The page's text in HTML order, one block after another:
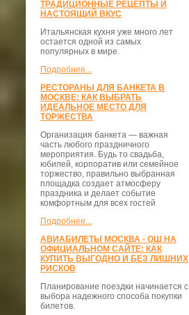
ТРАДИЦИОННЫЕ РЕЦЕПТЫ И
НАСТОЯЩИЙ ВКУС
Итальянская кухня уже много лет
остается одной из самых
популярных в мире.
Подробнее...
РЕСТОРАНЫ ДЛЯ БАНКЕТА В
МОСКВЕ: КАК ВЫБРАТЬ
ИДЕАЛЬНОЕ МЕСТО ДЛЯ
ТОРЖЕСТВА
Организация банкета — важная
часть любого праздничного
мероприятия. Будь то свадьба,
юбилей, корпоратив или семейное
торжество, правильно выбранная
площадка создает атмосферу
праздника и делает событие
комфортным для всех гостей
Подробнее...
АВИАБИЛЕТЫ МОСКВА - ОШ НА
ОФИЦИАЛЬНОМ САЙТЕ: КАК
КУПИТЬ ВЫГОДНО И БЕЗ ЛИШНИХ
РИСКОВ
Планирование поездки начинается с
выбора надежного способа покупки
билетов.